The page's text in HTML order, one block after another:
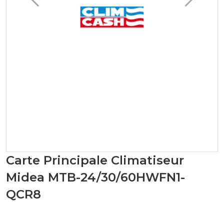
Carte Principale Climatiseur
Midea MTB-24/30/60HWFN1-
QCR8